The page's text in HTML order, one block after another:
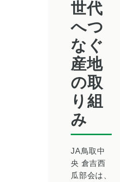
世代
へつ
なぐ
産地
の取
り組
み
JA鳥取中
央 倉吉西
瓜部会は、